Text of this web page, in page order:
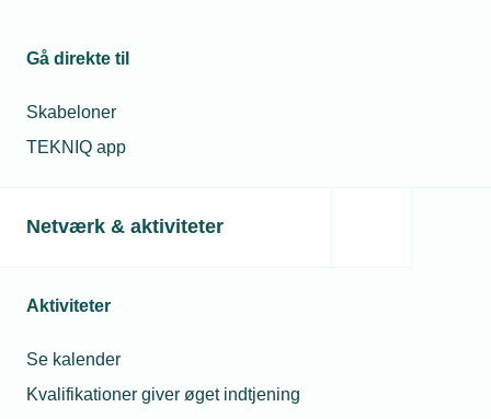
Gå direkte til
Skabeloner
TEKNIQ app
Netværk & aktiviteter
Aktiviteter
Se kalender
Kvalifikationer giver øget indtjening